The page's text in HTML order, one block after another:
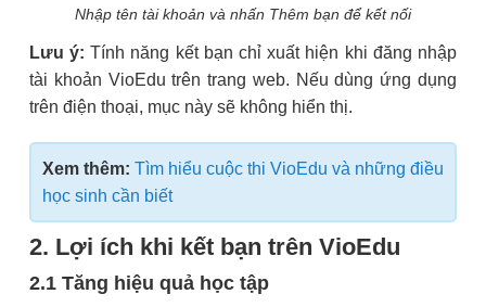
Nhập tên tài khoản và nhấn Thêm bạn để kết nối
Lưu ý: Tính năng kết bạn chỉ xuất hiện khi đăng nhập
tài khoản VioEdu trên trang web. Nếu dùng ứng dụng
trên điện thoại, mục này sẽ không hiển thị.
Xem thêm: Tìm hiểu cuộc thi VioEdu và những điều
học sinh cần biết
2. Lợi ích khi kết bạn trên VioEdu
2.1 Tăng hiệu quả học tập